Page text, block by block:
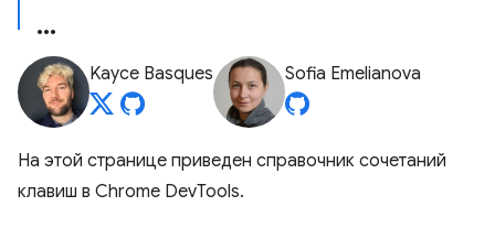
Kayce Basques Sofia Emelianova
На этой странице приведен справочник сочетаний
клавиш в Chrome DevTools.